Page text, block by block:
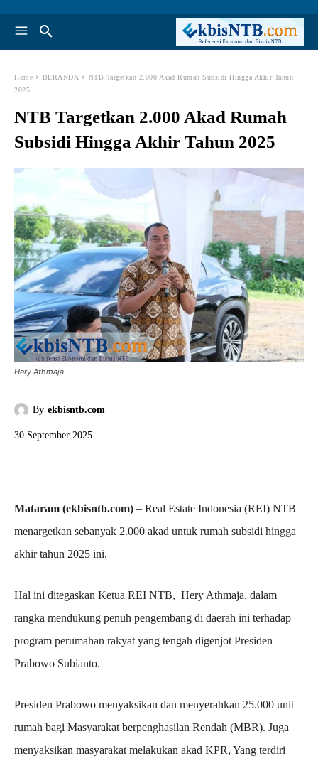
Home BERANDA
NTB Targetkan 2.000 Akad Rumah Subsidi Hingga Akhir Tahun
2025
NTB Targetkan 2.000 Akad Rumah
Subsidi Hingga Akhir Tahun 2025
Hery Athmaja
By ekbisntb.com
30 September 2025
Mataram (ekbisntb.com) – Real Estate Indonesia (REI) NTB
menargetkan sebanyak 2.000 akad untuk rumah subsidi hingga
akhir tahun 2025 ini.
Hal ini ditegaskan Ketua REI NTB, Hery Athmaja, dalam
rangka mendukung penuh pengembang di daerah ini terhadap
program perumahan rakyat yang tengah digenjot Presiden
Prabowo Subianto.
Presiden Prabowo menyaksikan dan menyerahkan 25.000 unit
rumah bagi Masyarakat berpenghasilan Rendah (MBR). Juga
menyaksikan masyarakat melakukan akad KPR, Yang terdiri